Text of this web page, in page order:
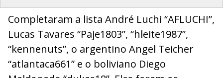
Completaram a lista André Luchi “AFLUCHI”,
Lucas Tavares “Paje1803”, “hleite1987”,
“kennenuts”, o argentino Angel Teicher
“atlantaca661” e o boliviano Diego